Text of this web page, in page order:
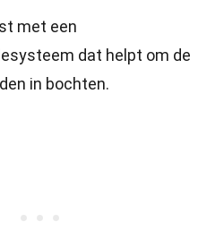
met een
dat helpt om de
in bochten.